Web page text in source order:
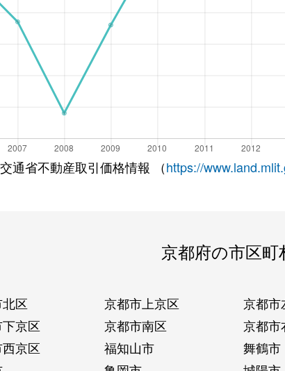
通省不動産取引価格情報 （https://
京都府の市区
区 京都市上京区 京都市
京区
京都市南区 京都市
京区
福知山市 舞鶴市